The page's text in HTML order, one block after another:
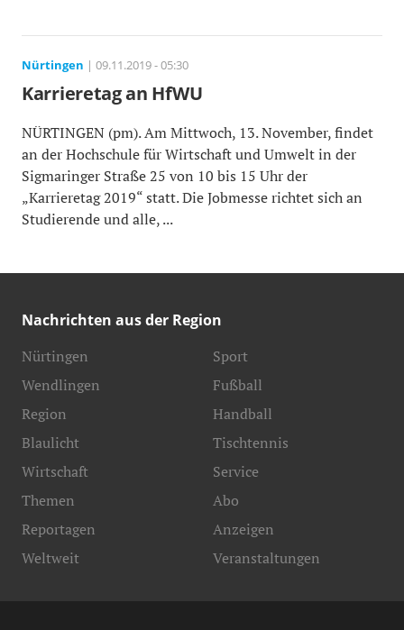
Nürtingen | 09.11.2019 - 05:30
Karrieretag an HfWU
NÜRTINGEN (pm). Am Mittwoch, 13. November, findet
an der Hochschule für Wirtschaft und Umwelt in der
Sigmaringer Straße 25 von 10 bis 15 Uhr der
„Karrieretag 2019“ statt. Die Jobmesse richtet sich an
Studierende und alle, ...
Nachrichten aus der Region
Nürtingen
Wendlingen
Region
Blaulicht
Sport
Fußball
Handball
Tischtennis
Wirtschaft
Themen
Reportagen
Weltweit
Service
Abo
Anzeigen
Veranstaltungen